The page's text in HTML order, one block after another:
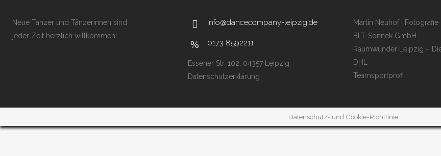
Neue Tänzer und Tänzerinnen sind
jeder Zeit herzlich willkommen!
info@dancecompany-leipzig.de
0173 8592211
Essener Str. 102, 04357 Leipzig
Datenschutzerklärung
Martin Neuhof | Fotografie
BLT-Sonnek GmbH
Raumwunder Leipzig –
DHL
Teamsportprofi
Datenschutz- und Cookie-Richtlinie